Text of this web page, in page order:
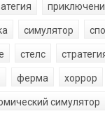
симулятор
стелс
ферма хоррор
симулятор